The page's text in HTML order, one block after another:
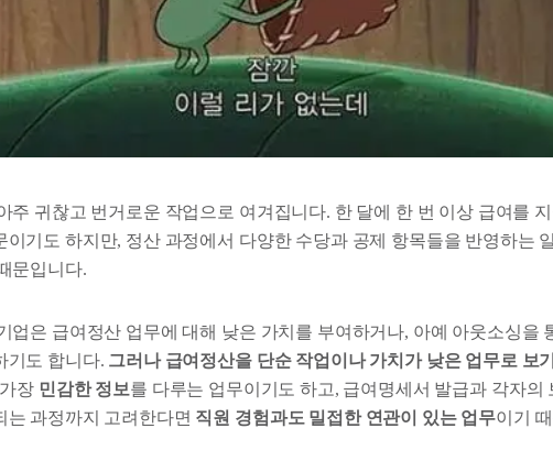
주 귀찮고 번거로운 작업으로 여겨집니다. 한 달에 한 번 이상 급여를
이기도 하지만, 정산 과정에서 다양한 수당과 공제 항목들을 반영하는
문입니다.
업은 급여정산 업무에 대해 낮은 가치를 부여하거나, 아예 아웃소싱을
기도 합니다. 그러나 급여정산을 단순 작업이나 가치가 낮은 업무로 보
장 민감한 정보를 다루는 업무이기도 하고, 급여명세서 발급과 각자의
는 과정까지 고려한다면 직원 경험과도 밀접한 연관이 있는 업무이기